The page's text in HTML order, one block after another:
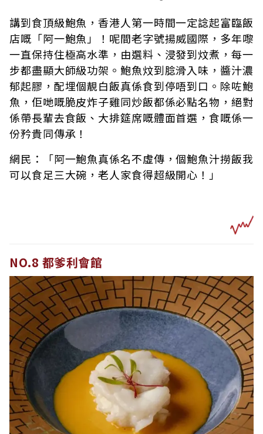
講到食頂級鮑魚，香港人第一時間一定諗起富臨飯
店嘅「阿一鮑魚」！呢間老字號揚威國際，多年嚟
一直保持住極高水準，由選料、浸發到炆煮，每一
步都盡顯大師級功架。鮑魚炆到腍滑入味，醬汁濃
郁起膠，配埋個靚白飯真係食到停唔到口。除咗鮑
魚，佢哋嘅脆皮炸子雞同炒飯都係必點名物，絕對
係帶長輩去食飯、大排筵席嘅體面首選，食嘅係一
份矜貴同傳承！
網民：「阿一鮑魚真係名不虛傳，個鮑魚汁撈飯我
可以食足三大碗，老人家食得超級開心！」
NO.8 都爹利會館